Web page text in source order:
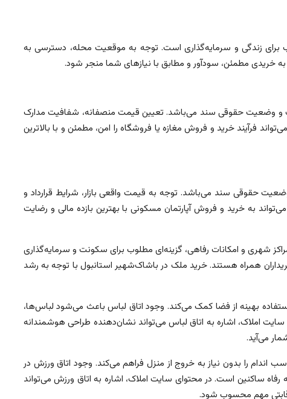
برای زندگی و سرمایه‌گذاری است. توجه به موقعیت محله، دسترسی به
خریدی مطمئن، سودآور و مطابق با نیازهای شما منجر شود.
و وضعیت حقوقی سند می‌باشد. تعیین قیمت منصفانه، شفافیت مدارک
فرآیند خرید و فروش مغازه یا فروشگاه را امن، مطمئن و با بالاترین
حقوقی سند می‌باشد. توجه به قیمت واقعی بازار، شرایط قرارداد و
به خرید و فروش آپارتمان مسکونی با بهترین بازده مالی و رضایت
شهری و امکانات رفاهی، گزینه‌ای مطلوب برای سکونت و سرمایه‌گذاری
همراه هستند. خرید ملک در باشاک‌شهیر استانبول با توجه به رشد
بهینه از فضا کمک می‌کند. وجود اتاق لباس باعث می‌شود لباس‌ها،
املاک، اشاره به اتاق لباس می‌تواند نشان‌دهنده طراحی هوشمندانه
می‌آید.
را بدون نیاز به خروج از منزل فراهم می‌کند. وجود اتاق ورزش در
ساکنین است. در محتوای سایت املاک، اشاره به اتاق ورزش می‌تواند
مهم محسوب شود.